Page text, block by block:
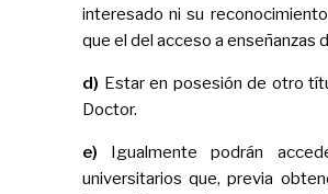
interesado ni su
que el del acceso a enseñanzas
d) Estar en posesión de otro
Doctor.
e) Igualmente podrán
universitarios que, previa